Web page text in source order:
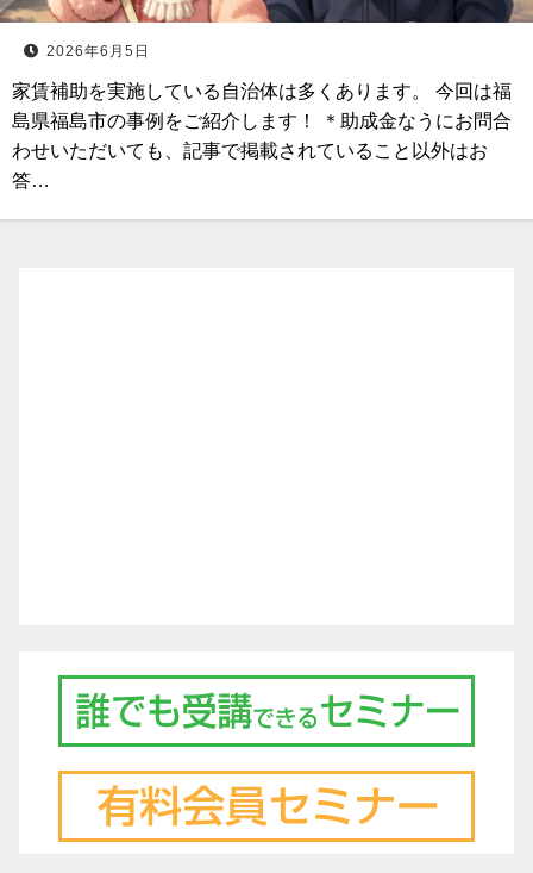
2026年6月5日
家賃補助を実施している自治体は多くあります。 今回は福
島県福島市の事例をご紹介します！ ＊助成金なうにお問合
わせいただいても、記事で掲載されていること以外はお
答…